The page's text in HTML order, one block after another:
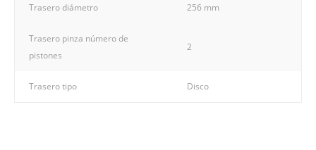
Trasero diámetro 256 mm
Trasero pinza número de
pistones
2
Trasero tipo Disco